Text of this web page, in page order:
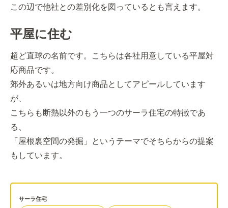
この辺で他社との差別化を図っているとも言えます。
平屋に住む
超ど直球の名前です。こちらは各社用意している平屋対
応商品です。
郊外あるいは地方向け商品としてアピールしています
が、
こちらも断熱以外のもう一つのサーラ住宅の特徴であ
る、
「屋根裏空間の発掘」というテーマでそちらからの提案
もしています。
サーラ住宅